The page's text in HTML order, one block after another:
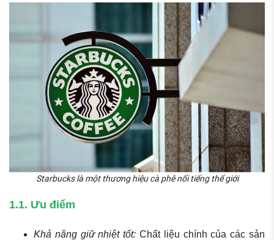
Starbucks là một thương hiệu cà phê nổi tiếng thế giới
1.1. Ưu điểm
Khả năng giữ nhiệt tốt: Chất liệu chính của các sản